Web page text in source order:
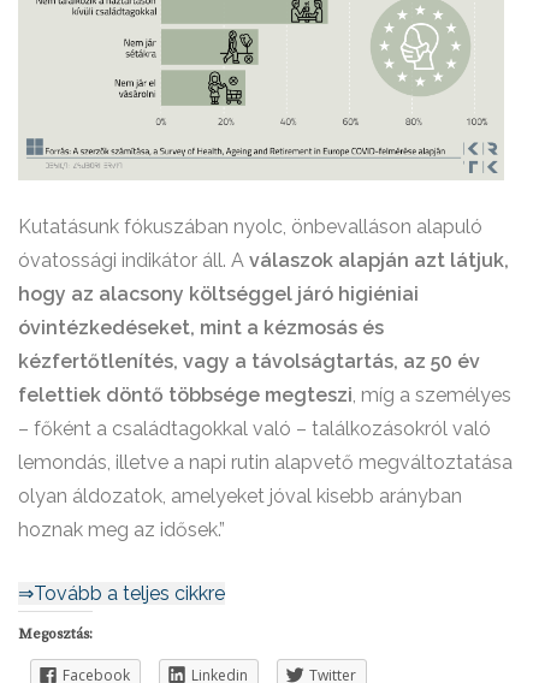
Kutatásunk fókuszában nyolc, önbevalláson alapuló
óvatossági indikátor áll. A válaszok alapján azt látjuk,
hogy az alacsony költséggel járó higiéniai
óvintézkedéseket, mint a kézmosás és
kézfertőtlenítés, vagy a távolságtartás, az 50 év
felettiek döntő többsége megteszi, míg a személyes
– főként a családtagokkal való – találkozásokról való
lemondás, illetve a napi rutin alapvető megváltoztatása
olyan áldozatok, amelyeket jóval kisebb arányban
hoznak meg az idősek.”
⇒Tovább a teljes cikkre
Megosztás:
Facebook Linkedin Twitter